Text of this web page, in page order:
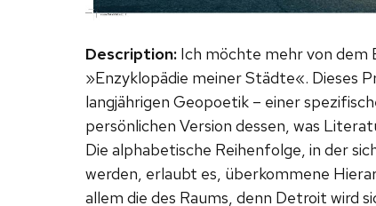
Description: Ich möchte mehr von dem
»Enzyklopädie meiner Städte«. Dieses
langjährigen Geopoetik – einer
persönlichen Version dessen, was
Die alphabetische Reihenfolge, in der
werden, erlaubt es, überkommene
allem die des Raums, denn Detroit wird